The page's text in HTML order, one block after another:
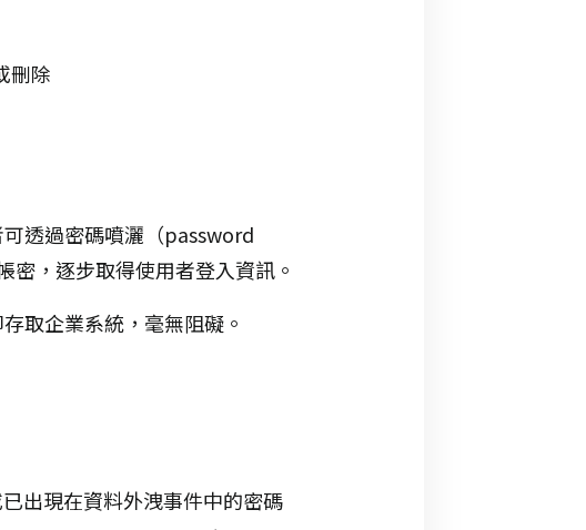
刪除
透過密碼噴灑（password
，逐步取得使用者登入資訊。
取企業系統，毫無阻礙。
出現在資料外洩事件中的密碼